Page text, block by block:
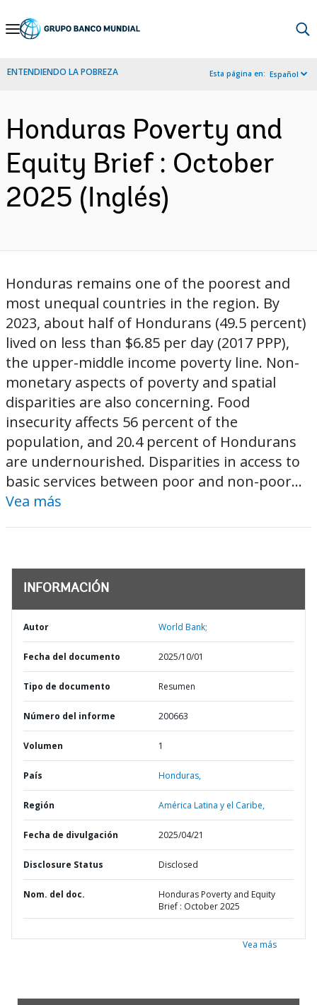
Skip
Navigation
ENTENDIENDO LA POBREZA Esta página en: Español
Honduras Poverty and
Equity Brief : October
2025 (Inglés)
Honduras remains one of the poorest and
most unequal countries in the region. By
2023, about half of Hondurans (49.5 percent)
lived on less than $6.85 per day (2017 PPP),
the upper-middle income poverty line. Non-
monetary aspects of poverty and spatial
disparities are also concerning. Food
insecurity affects 56 percent of the
population, and 20.4 percent of Hondurans
are undernourished. Disparities in access to
basic services between poor and non-poor...
Vea más
INFORMACIÓN
Autor World Bank;
Fecha del documento 2025/10/01
Tipo de documento Resumen
Número del informe 200663
Volumen 1
País Honduras,
Región América Latina y el Caribe,
Fecha de divulgación 2025/04/21
Disclosure Status Disclosed
Nom. del doc.
Honduras Poverty and Equity
Brief : October 2025
Vea más